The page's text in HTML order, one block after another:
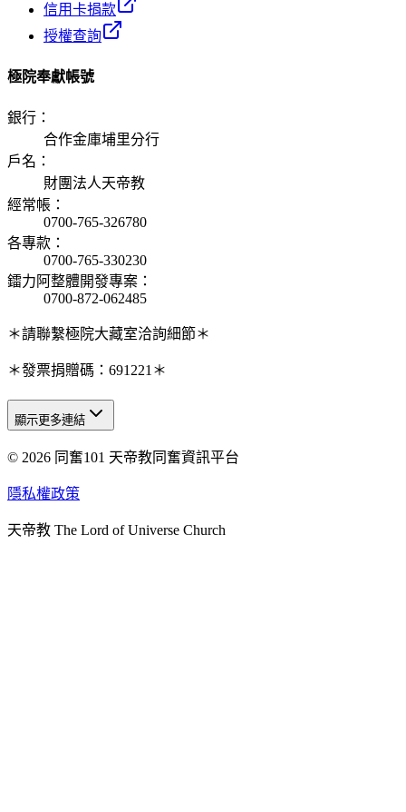
信用卡捐款
授權查詢
極院奉獻帳號
銀行 ：
合作金庫埔里分行
戶名 ：
財團法人天帝教
經常帳 ：
0700-765-326780
各專款 ：
0700-765-330230
鐳力阿整體開發專案 ：
0700-872-062485
＊請聯繫極院大藏室洽詢細節＊
＊發票捐贈碼：691221＊
天人研究總院
天人研究學院
天人炁功院
顯示更多連結
© 2026 同奮101 天帝教同奮資訊平台
隱私權政策
天帝教 The Lord of Universe Church